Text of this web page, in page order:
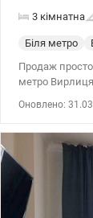
3 кімнатна
Біля метро
Продаж
метро
бойлер,
200 10 80
Оновлено: